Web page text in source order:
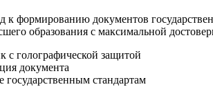
формированию документов
образования с максимальной
с голографической защитой
документа
государственным стандартам